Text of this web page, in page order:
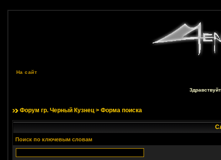
На сайт
Форум гр. Черный Кузнец> Форма поиска
Поиск по ключевым словам